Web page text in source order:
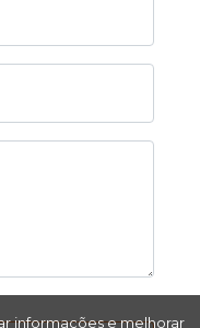
informações e melhorar